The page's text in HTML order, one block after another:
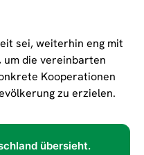
sei, weiterhin eng mit
um die vereinbarten
Kooperationen
zu erzielen.
übersieht.